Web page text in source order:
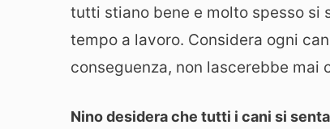
tutti stiano bene e molto spesso si
tempo a lavoro. Considera ogni
conseguenza, non lascerebbe
Nino desidera che tutti i cani si